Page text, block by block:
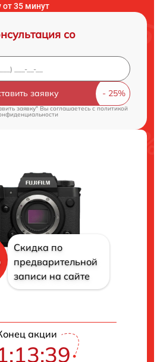
от 35 минут
со
заявку
заявку" Вы соглашаетесь c политикой
Скидка по
предварительной
записи на сайте
акции